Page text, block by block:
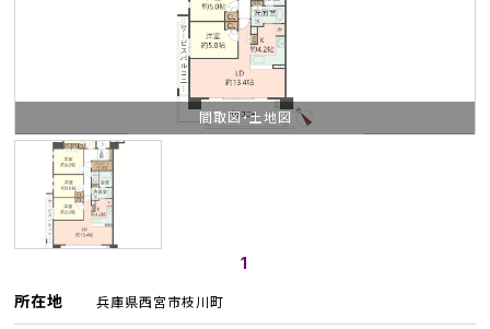
間取図・土地図
1
所在地 兵庫県西宮市枝川町